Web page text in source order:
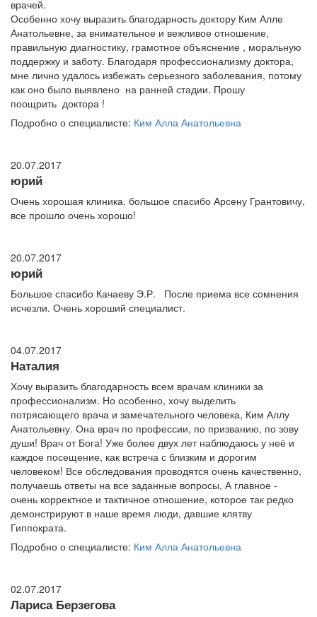
врачей.
Особенно хочу выразить благодарность доктору Ким Алле
Анатольевне, за внимательное и вежливое отношение,
правильную диагностику, грамотное объяснение , моральную
поддержку и заботу. Благодаря профессионализму доктора,
мне лично удалось избежать серьезного заболевания, потому
как оно было выявлено на ранней стадии. Прошу
поощрить доктора !
Подробно о специалисте: Ким Алла Анатольевна
20.07.2017
юрий
Очень хорошая клиника. большое спасибо Арсену Грантовичу,
все прошло очень хорошо!
20.07.2017
юрий
Большое спасибо Качаеву Э.Р. После приема все сомнения
исчезли. Очень хороший специалист.
04.07.2017
Наталия
Хочу выразить благодарность всем врачам клиники за
профессионализм. Но особенно, хочу выделить
потрясающего врача и замечательного человека, Ким Аллу
Анатольевну. Она врач по профессии, по призванию, по зову
души! Врач от Бога! Уже более двух лет наблюдаюсь у неё и
каждое посещение, как встреча с близким и дорогим
человеком! Все обследования проводятся очень качественно,
получаешь ответы на все заданные вопросы, А главное -
очень корректное и тактичное отношение, которое так редко
демонстрируют в наше время люди, давшие клятву
Гиппократа.
Подробно о специалисте: Ким Алла Анатольевна
02.07.2017
Лариса Берзегова